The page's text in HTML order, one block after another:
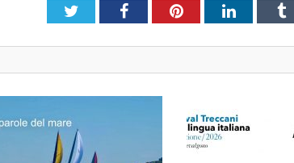
TwitterFacebookPinterestLinkedIn